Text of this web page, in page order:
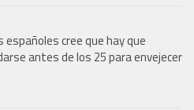
españoles cree que hay que
antes de los 25 para envejecer